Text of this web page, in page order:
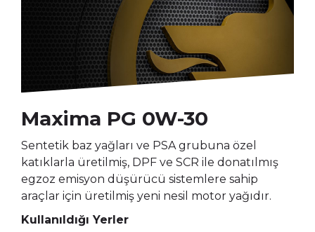
Maxima PG 0W-30
Sentetik baz yağları ve PSA grubuna özel
katıklarla üretilmiş, DPF ve SCR ile donatılmış
egzoz emisyon düşürücü sistemlere sahip
araçlar için üretilmiş yeni nesil motor yağıdır.
Kullanıldığı Yerler